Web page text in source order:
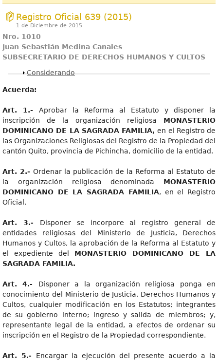
Registro Oficial 639 (2015)
1 de Diciembre de 2015
Nro. 1010
Juan Sebastián Medina Canales
SUBSECRETARIO DE DERECHOS HUMANOS Y CULTOS
Mostrar
Considerando
Acuerda:
Art. 1.- Aprobar la Reforma al Estatuto y disponer la
inscripción de la organización religiosa MONASTERIO
DOMINICANO DE LA SAGRADA FAMILIA,en el Registro de
las Organizaciones Religiosas del Registro de la Propiedad del
cantón Quito, provincia de Pichincha, domicilio de la entidad.
Art. 2.- Ordenar la publicación de la Reforma al Estatuto de
la organización religiosa denominada MONASTERIO
DOMINICANO DE LA SAGRADA FAMILIA, en el Registro
Oficial.
Art. 3.- Disponer se incorpore al registro general de
entidades religiosas del Ministerio de Justicia, Derechos
Humanos y Cultos, la aprobación de la Reforma al Estatuto y
el expediente del MONASTERIO DOMINICANO DE LA
SAGRADA FAMILIA.
Art. 4.- Disponer a la organización religiosa ponga en
conocimiento del Ministerio de Justicia, Derechos Humanos y
Cultos, cualquier modificación en los Estatutos; integrantes
de su gobierno interno; ingreso y salida de miembros; y,
representante legal de la entidad, a efectos de ordenar su
inscripción en el Registro de la Propiedad correspondiente.
Art. 5.- Encargar la ejecución del presente acuerdo a la